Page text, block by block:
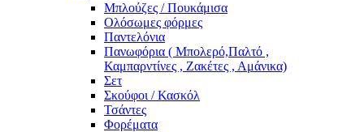
Μπλούζες / Πουκάμισα
Ολόσωμες φόρμες
Παντελόνια
Πανωφόρια ( Μπολερό,Παλτό ,
Καμπαρντίνες , Ζακέτες , Αμάνικα)
Σετ
Σκούφοι / Κασκόλ
Τσάντες
Φορέματα